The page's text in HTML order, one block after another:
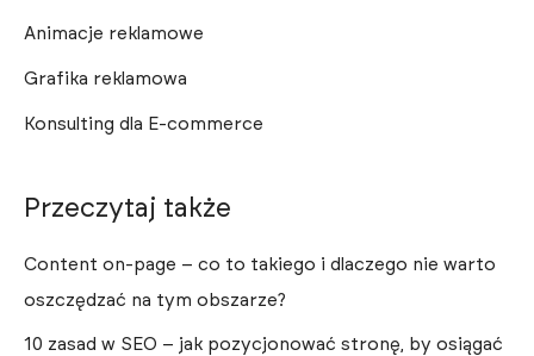
Animacje reklamowe
Grafika reklamowa
Konsulting dla E-commerce
Przeczytaj także
Content on-page – co to takiego i dlaczego nie warto
oszczędzać na tym obszarze?
10 zasad w SEO – jak pozycjonować stronę, by osiągać